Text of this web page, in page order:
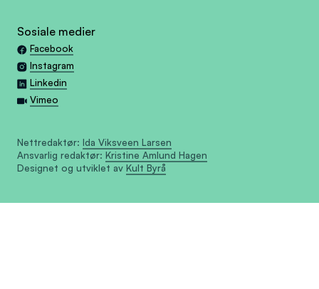
Sosiale medier
Facebook
Instagram
Linkedin
Vimeo
Nettredaktør: Ida Viksveen Larsen
Ansvarlig redaktør: Kristine Amlund Hagen
Designet og utviklet av Kult Byrå